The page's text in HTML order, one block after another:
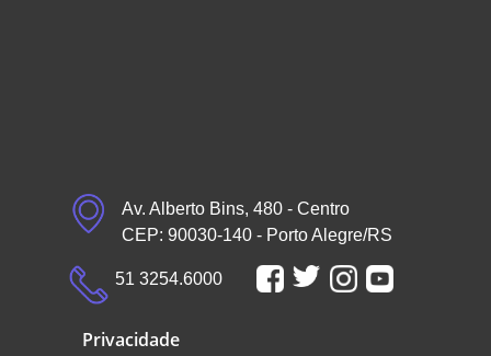
Av. Alberto Bins, 480 - Centro
CEP: 90030-140 - Porto Alegre/RS
51 3254.6000
Privacidade